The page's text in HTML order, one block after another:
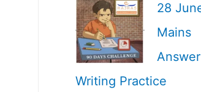
28
Mains
Answer
Writing Practice